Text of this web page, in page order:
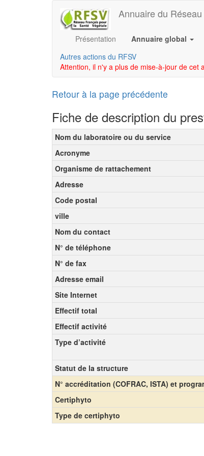
Annuaire du
Présentation Annuaire global
Autres actions du RFSV
Attention, il n'y a plus de mise-à-jour de cet
Retour à la page précédente
Fiche de description du
Nom du laboratoire ou du service
Acronyme
Organisme de rattachement
Adresse
Code postal
ville
Nom du contact
N° de téléphone
N° de fax
Adresse email
Site Internet
Effectif total
Effectif activité
Type d’activité
Statut de la structure
N° accréditation (COFRAC, ISTA) et
Certiphyto
Type de certiphyto